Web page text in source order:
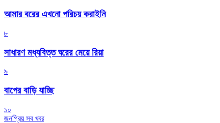
আমার বরের এখনো পরিচয় করাইনি
৮
সাধারণ মধ্যবিত্ত ঘরের মেয়ে রিয়া
৯
বাপের বাড়ি যাচ্ছি
১০
জনপ্রিয় সব খবর